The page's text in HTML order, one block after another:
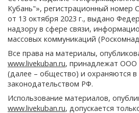
Кубань"», регистрационный
от 13 октября 2023 г., выдано
надзору в сфере связи,
массовых коммуникаций
Все права на материалы,
www.livekuban.ru, принадлежат ООО
(далее – общество) и охраняются в
законодательством РФ.
Использование материалов,
www.livekuban.ru, допускается